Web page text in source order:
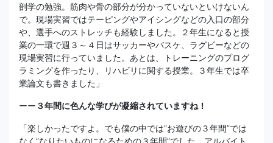
剖学の勉強。筋肉や骨の部分が分かっていないといけないん
で。現場実習ではテーピングやアイシングなどの入口の部分
や、選手へのストレッチも経験しました。２年生になると授
業の一環で週３～４日はサッカーやバスケ、ラグビーなどの
現場実習に行っていました。あとは、トレーニングのプログ
ラミングを作ったり、リハビリに関する授業。３年生では卒
業論文も書きました」
ーー ３年間に色んな学びが凝縮されていますね！
「楽しかったですよ。でも僕の中では”お遊びの３年間”では
なく”なりたいものになるための３年間”でした。アルバイト